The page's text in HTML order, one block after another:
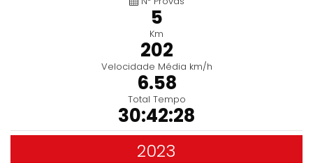
5
Km
202
Velocidade Média km/h
6.58
Total Tempo
30:42:28
2023